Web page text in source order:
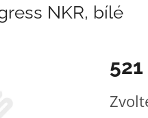
NKR, bílé
cena: